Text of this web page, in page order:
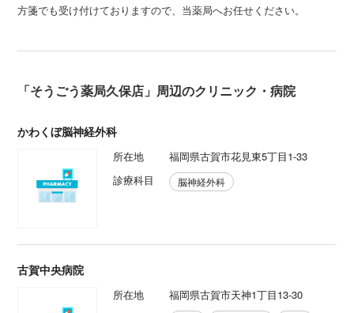
方箋でも受け付けておりますので、当薬局へお任せください。
「そうごう薬局久保店」周辺のクリニック・病院
かわくぼ脳神経外科
所在地
福岡県古賀市花見東5丁目1-33
診療科目
脳神経外科
古賀中央病院
所在地
福岡県古賀市天神1丁目13-30